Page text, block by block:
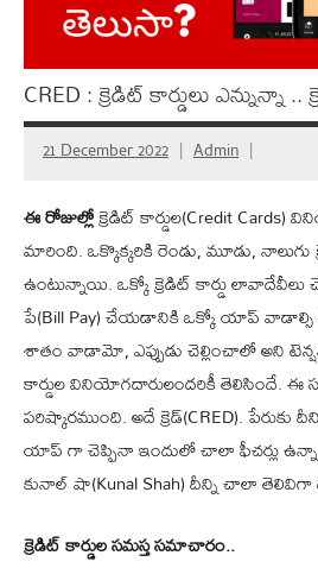
CRED : క్రెడిట్ కార్డులు
21 December 2022 Admin
ఈ రోజుల్లోక్రెడిట్ కార్డుల(Credit
మారింది. ఒక్కొక్క‌రికి రెండు, మూడు, నాలుగు
ఉంటున్నాయి. ఒక్కో క్రెడిట్ కార్డు
పే(Bill Pay) చేయ‌డానికి ఒక్కో యాప్ వాడాల్సి
శాతం వాడామో, ఎప్పుడు చెల్లించాలో అని
కార్డుల వినియోగ‌దారులంద‌రికీ తెలిసిందే. ఈ
ప‌రిష్కార‌ముంది. అదే క్రెడ్(CRED). పేరుకు
యాప్ గా చెప్పినా ఇందులో చాలా ఫీచ‌ర్లు
కునాల్ షా(Kunal Shah) దీన్ని చాలా
క్రెడిట్ కార్డుల స‌మ‌స్త స‌మాచారం..